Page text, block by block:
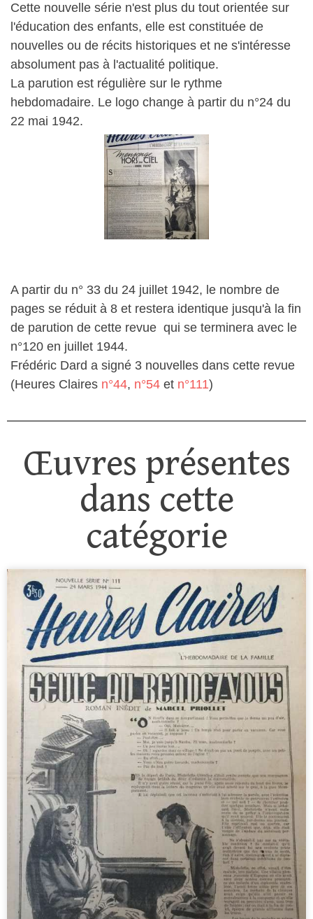
Cette nouvelle série n'est plus du tout orientée sur
l'éducation des enfants, elle est constituée de
nouvelles ou de récits historiques et ne s'intéresse
absolument pas à l'actualité politique.
La parution est régulière sur le rythme
hebdomadaire. Le logo change à partir du n°24 du
22 mai 1942.
A partir du n° 33 du 24 juillet 1942, le nombre de
pages se réduit à 8 et restera identique jusqu'à la fin
de parution de cette revue qui se terminera avec le
n°120 en juillet 1944.
Frédéric Dard a signé 3 nouvelles dans cette revue
(Heures Claires n°44, n°54 et n°111)
Œuvres présentes
dans cette
catégorie